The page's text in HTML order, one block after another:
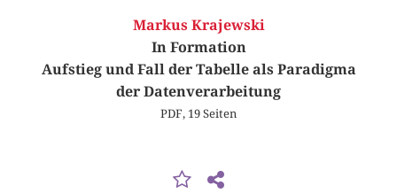
Markus Krajewski
In Formation
Aufstieg und Fall der Tabelle als Paradigma
der Datenverarbeitung
PDF, 19 Seiten